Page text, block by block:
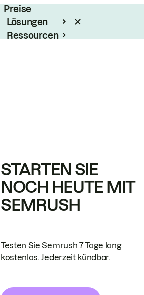
Preise
Lösungen
Ressourcen
STARTEN SIE
NOCH HEUTE MIT
SEMRUSH
Testen Sie Semrush 7 Tage lang
kostenlos. Jederzeit kündbar.